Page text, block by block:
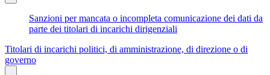
Sanzioni per mancata o incompleta comunicazione dei dati da
parte dei titolari di incarichi dirigenziali
Titolari di incarichi politici, di amministrazione, di direzione o di
governo